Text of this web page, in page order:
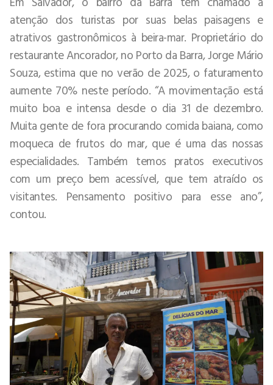
atenção dos turistas por suas belas paisagens e
atrativos gastronômicos à beira-mar. Proprietário do
restaurante Ancorador, no Porto da Barra, Jorge Mário
Souza, estima que no verão de 2025, o faturamento
aumente 70% neste período. “A movimentação está
muito boa e intensa desde o dia 31 de dezembro.
Muita gente de fora procurando comida baiana, como
moqueca de frutos do mar, que é uma das nossas
especialidades. Também temos pratos executivos
com um preço bem acessível, que tem atraído os
visitantes. Pensamento positivo para esse ano”,
contou.